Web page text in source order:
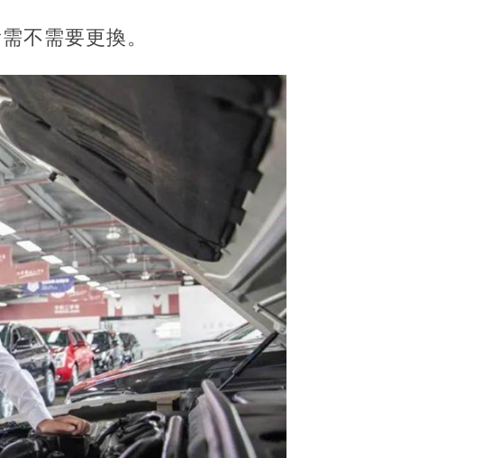
不需要更換。